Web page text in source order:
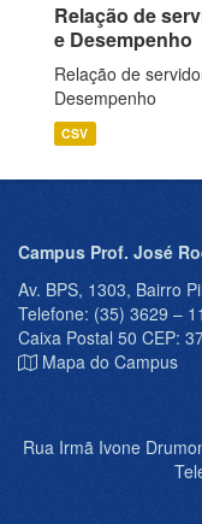
Relação de
e Desempenho
Relação de
Desempenho
CSV
Campus Prof. José
Av. BPS, 1303, Bairro
Telefone: (35) 3629 –
Caixa Postal 50 CEP:
Mapa do Campus
Rua Irmã Ivone